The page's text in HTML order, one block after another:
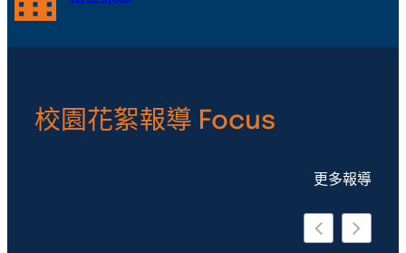
校園花絮報導 Focus
更多報導